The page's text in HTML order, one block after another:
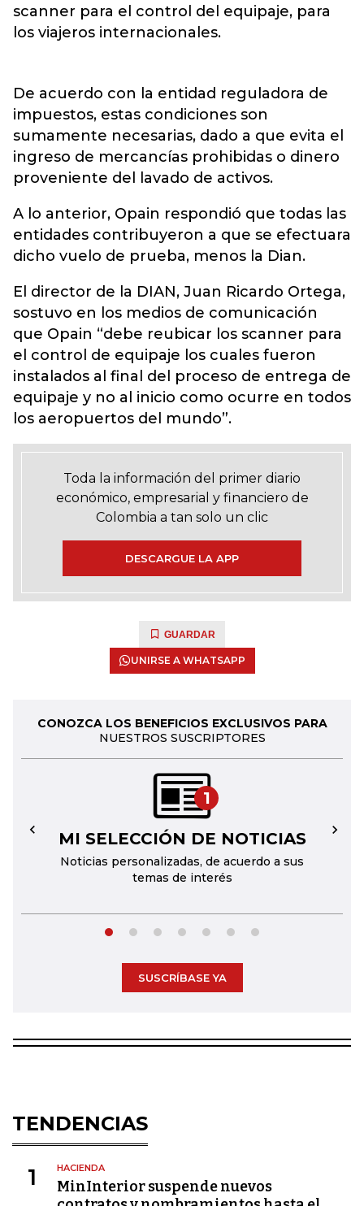
scanner para el control del equipaje, para
los viajeros internacionales.
De acuerdo con la entidad reguladora de
impuestos, estas condiciones son
sumamente necesarias, dado a que evita el
ingreso de mercancías prohibidas o dinero
proveniente del lavado de activos.
A lo anterior, Opain respondió que todas las
entidades contribuyeron a que se efectuara
dicho vuelo de prueba, menos la Dian.
El director de la DIAN, Juan Ricardo Ortega,
sostuvo en los medios de comunicación
que Opain “debe reubicar los scanner para
el control de equipaje los cuales fueron
instalados al final del proceso de entrega de
equipaje y no al inicio como ocurre en todos
los aeropuertos del mundo”.
Toda la información del primer diario
económico, empresarial y financiero de
Colombia a tan solo un clic
DESCARGUE LA APP
GUARDAR
UNIRSE A WHATSAPP
CONOZCA LOS BENEFICIOS EXCLUSIVOS PARA
NUESTROS SUSCRIPTORES
1
MI SELECCIÓN DE NOTICIAS
Noticias personalizadas, de acuerdo a sus
temas de interés
← →
SUSCRÍBASE YA
TENDENCIAS
1 HACIENDA
MinInterior suspende nuevos